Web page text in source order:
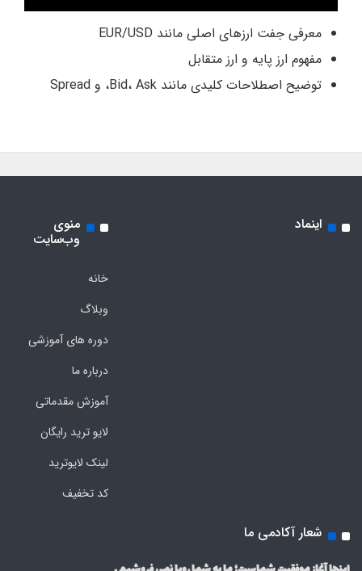
معرفی جفت ارزهای اصلی مانند EUR/USD
مفهوم ارز پایه و ارز متقابل
توضیح اصطلاحات کلیدی مانند Bid، Ask، و Spread
اینماد منوی
وب‌سایت
خانه
وبلاگ
دوره های آموزشی
درباره ما
آموزش مقدماتی
لایو ترید رایگان
لینک لایوترید
کد تخفیف
شعار آکادمی ما